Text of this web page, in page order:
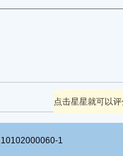
点击星星就可以评
1